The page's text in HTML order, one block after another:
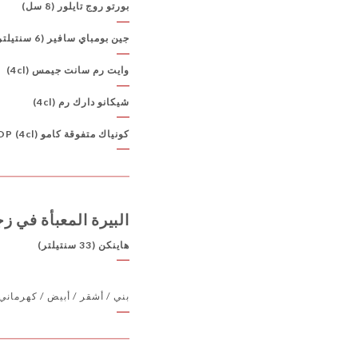
بورتو روج تايلور (8 سل)
جين بومباي سافير (6 سنتيلتر)
وايت رم سانت جيمس (4cl)
شيكانو دارك رم (4cl)
كونياك متفوقة كامو VSOP (4cl)
البيرة المعبأة في
هاينكن (33 سنتيلتر)
بني / أشقر / أبيض / كهرماني